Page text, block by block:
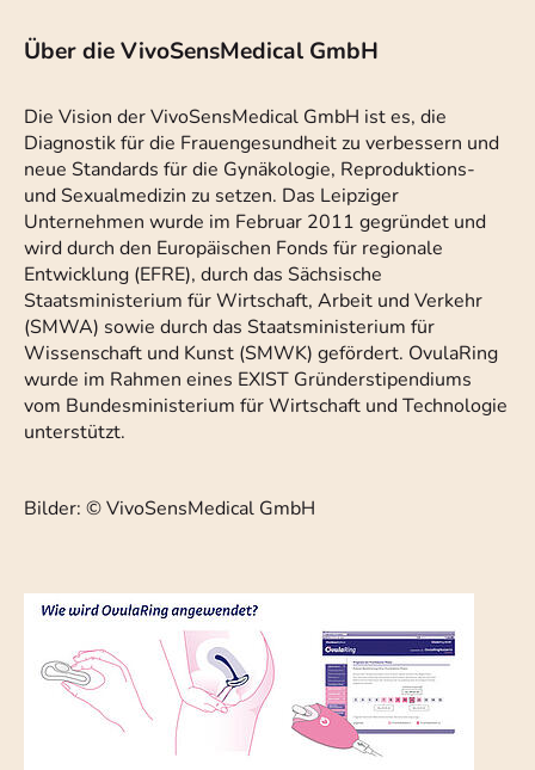
Über die VivoSensMedical GmbH
Die Vision der VivoSensMedical GmbH ist es, die
Diagnostik für die Frauengesundheit zu verbessern und
neue Standards für die Gynäkologie, Reproduktions-
und Sexualmedizin zu setzen. Das Leipziger
Unternehmen wurde im Februar 2011 gegründet und
wird durch den Europäischen Fonds für regionale
Entwicklung (EFRE), durch das Sächsische
Staatsministerium für Wirtschaft, Arbeit und Verkehr
(SMWA) sowie durch das Staatsministerium für
Wissenschaft und Kunst (SMWK) gefördert. OvulaRing
wurde im Rahmen eines EXIST Gründerstipendiums
vom Bundesministerium für Wirtschaft und Technologie
unterstützt.
Bilder: © VivoSensMedical GmbH